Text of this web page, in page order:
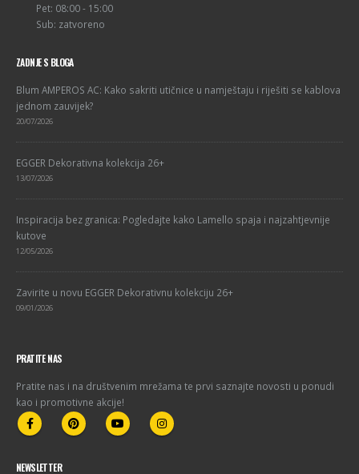
Pet: 08:00 - 15:00
Sub: zatvoreno
ZADNJE S BLOGA
Blum AMPEROS AC: Kako sakriti utičnice u namještaju i riješiti se kablova
jednom zauvijek?
20/07/2026
EGGER Dekorativna kolekcija 26+
13/07/2026
Inspiracija bez granica: Pogledajte kako Lamello spaja i najzahtjevnije
kutove
12/05/2026
Zavirite u novu EGGER Dekorativnu kolekciju 26+
09/01/2026
PRATITE NAS
Pratite nas i na društvenim mrežama te prvi saznajte novosti u ponudi
kao i promotivne akcije!
NEWSLETTER